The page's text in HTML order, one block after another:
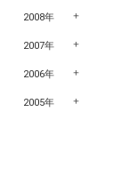
2008年
2007年
2006年
2005年